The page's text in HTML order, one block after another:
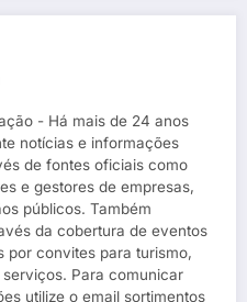
- Há mais de 24 anos
notícias e informações
de fontes oficiais como
e gestores de empresas,
públicos. Também
da cobertura de eventos
por convites para turismo,
Para comunicar
utilize o email sortimentos